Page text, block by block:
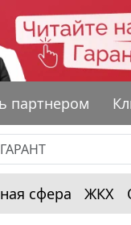
партнером
сфера ЖКХ